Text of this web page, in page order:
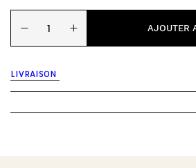
quantité
de
dentition
-
soleil
− + AJOUTER
LIVRAISON